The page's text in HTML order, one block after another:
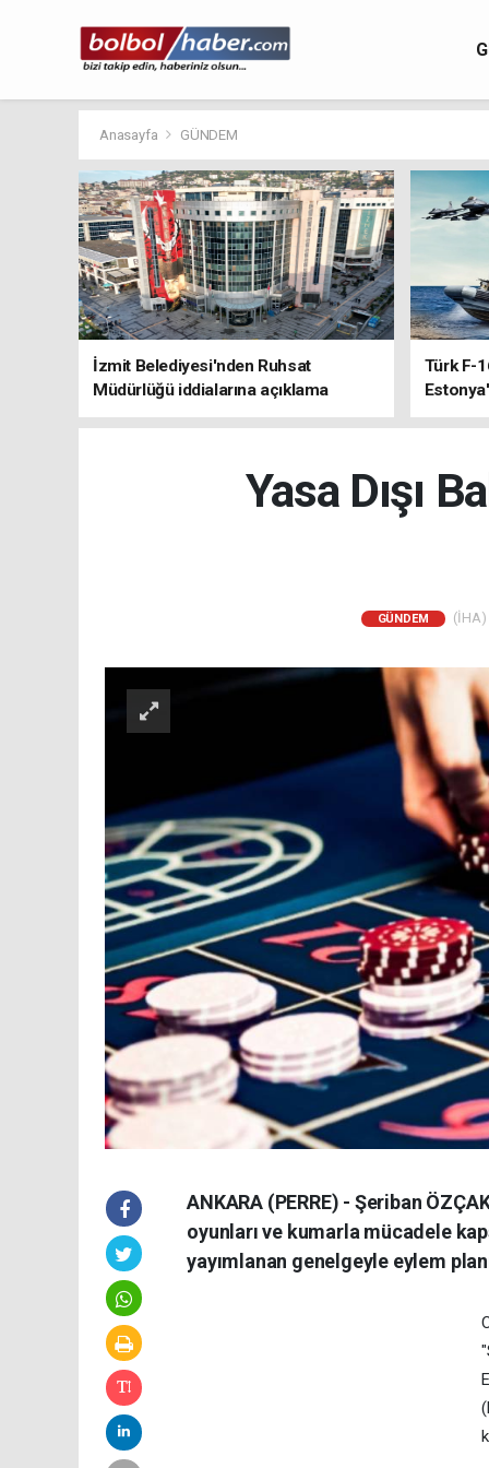
Anasayfa GÜNDEM
İzmit Belediyesi'nden Ruhsat
Müdürlüğü iddialarına açıklama
Türk F-
Yasa Dışı
GÜNDEM (İHA)
ANKARA (PERRE) - Şeriban
oyunları ve kumarla mücadele
yayımlanan genelgeyle eylem